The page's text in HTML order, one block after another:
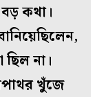
বড় কথা।
না।
খুঁজে